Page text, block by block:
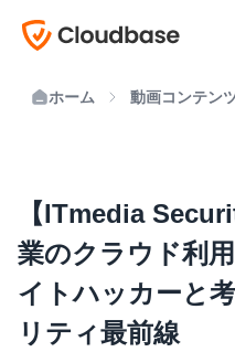
ホーム 動画コンテン
【ITmedia
業のクラウド利
イトハッカーと
リティ最前線